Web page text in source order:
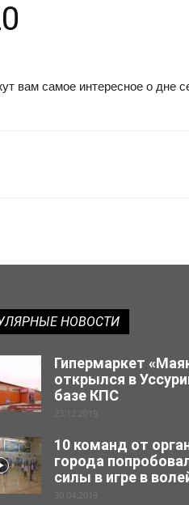
вам самое интересное о дне
НОВОСТИ
Гипермаркет
открылся в
базе КПС
23.12.2019
10 команд от
города
силы в игре в
30.04.2019